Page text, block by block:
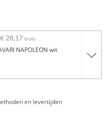
€ 28,17 bruto
NAPOLEON wit
en levertijden